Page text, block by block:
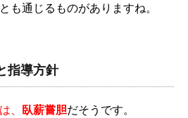
も通じるものがありますね。
指導方針
、 臥薪嘗胆だそうです。